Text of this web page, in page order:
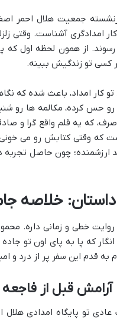
جمعیت هلال احمر
امدادگری آشناست. وقتی
از همون لحظه اول که
کسی تو زندگیش ببینه.
کار امداد، باعث شده که
رو حس کرده، مکالمه ها رو
صرف، که یه قلم واقع گرا و
که وقتی کتابش رو می
ارزشمنده؛ چون حاصل تجربه
خلاصه
روایت خطی و زمانی داره.
که پا به پای اون تو
به قدم این سفر پر از درد و
قبل از
تو پایگاه امدادی